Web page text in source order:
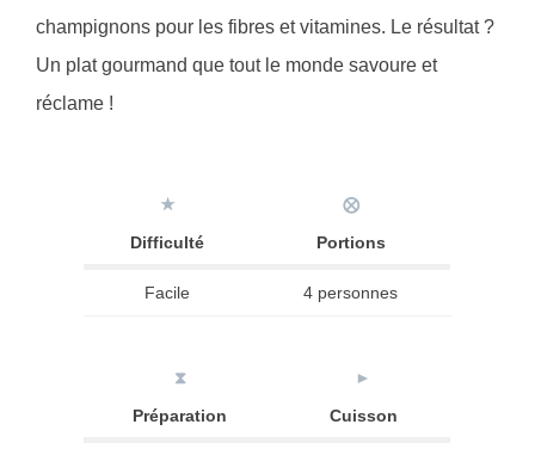
champignons pour les fibres et vitamines. Le résultat ?
Un plat gourmand que tout le monde savoure et
réclame !
★
Difficulté
⨂
Portions
Facile 4 personnes
⧗
Préparation
►
Cuisson